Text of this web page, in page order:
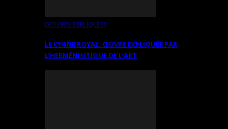
OEUVRES EXPLIQUÉES
LE CYGNE ROYAL. ŒUVRE EXPLIQUÉE PAR
L’HERMÉNEUTIQUE DE L’ART